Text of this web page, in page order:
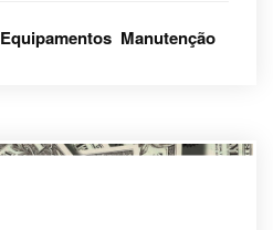
Equipamentos Manutenção